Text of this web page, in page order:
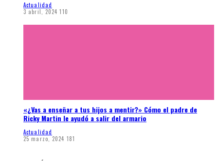
Actualidad
3 abril, 2024 110
«¿Vas a enseñar a tus hijos a mentir?» Cómo el padre de
Ricky Martin le ayudó a salir del armario
Actualidad
25 marzo, 2024 181